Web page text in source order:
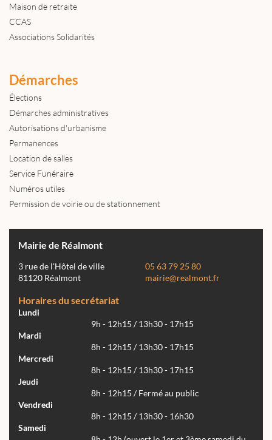
Maison de retraite
CCAS
Associations Solidarités
Démarches
Élections
Démarches administratives
Autorisations d'urbanisme
Permanences
Location de salles
Service Funéraire
Numéros utiles
Permission de voirie ou de stationnement
Mairie de Réalmont
3 rue de l'Hôtel de ville
81120 Réalmont
05 63 79 25 80
mairie@realmont.fr
Horaires du secrétariat
Lundi
9h - 12h15 / 13h30 - 17h15
Mardi
8h - 12h15 / 13h30 - 17h15
Mercredi
8h - 12h15 / 13h30 - 17h15
Jeudi
8h - 12h15 / Fermé au public
Vendredi
8h - 12h15 / 13h30 - 16h30
Samedi